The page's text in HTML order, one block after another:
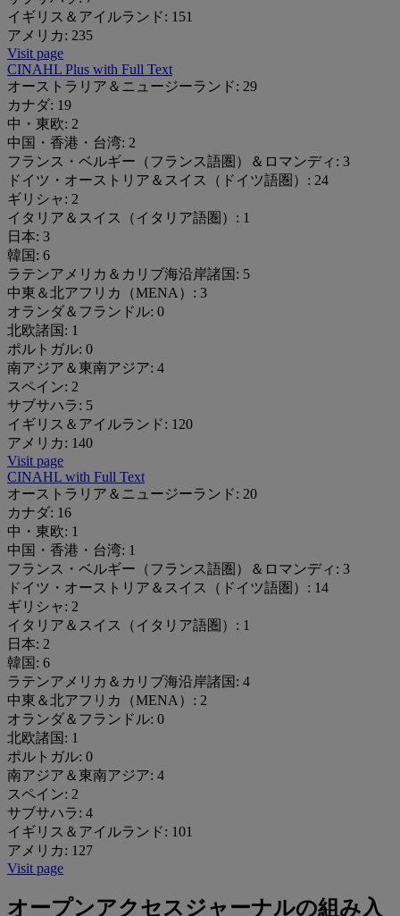
イギリス＆アイルランド: 151
アメリカ: 235
Visit page
CINAHL Plus with Full Text
オーストラリア＆ニュージーランド: 29
カナダ: 19
中・東欧: 2
中国・香港・台湾: 2
フランス・ベルギー（フランス語圏）＆ロマンディ: 3
ドイツ・オーストリア＆スイス（ドイツ語圏）: 24
ギリシャ: 2
イタリア＆スイス（イタリア語圏）: 1
日本: 3
韓国: 6
ラテンアメリカ＆カリブ海沿岸諸国: 5
中東＆北アフリカ（MENA）: 3
オランダ＆フランドル: 0
北欧諸国: 1
ポルトガル: 0
南アジア＆東南アジア: 4
スペイン: 2
サブサハラ: 5
イギリス＆アイルランド: 120
アメリカ: 140
Visit page
CINAHL with Full Text
オーストラリア＆ニュージーランド: 20
カナダ: 16
中・東欧: 1
中国・香港・台湾: 1
フランス・ベルギー（フランス語圏）＆ロマンディ: 3
ドイツ・オーストリア＆スイス（ドイツ語圏）: 14
ギリシャ: 2
イタリア＆スイス（イタリア語圏）: 1
日本: 2
韓国: 6
ラテンアメリカ＆カリブ海沿岸諸国: 4
中東＆北アフリカ（MENA）: 2
オランダ＆フランドル: 0
北欧諸国: 1
ポルトガル: 0
南アジア＆東南アジア: 4
スペイン: 2
サブサハラ: 4
イギリス＆アイルランド: 101
アメリカ: 127
Visit page
オープンアクセスジャーナルの組み入